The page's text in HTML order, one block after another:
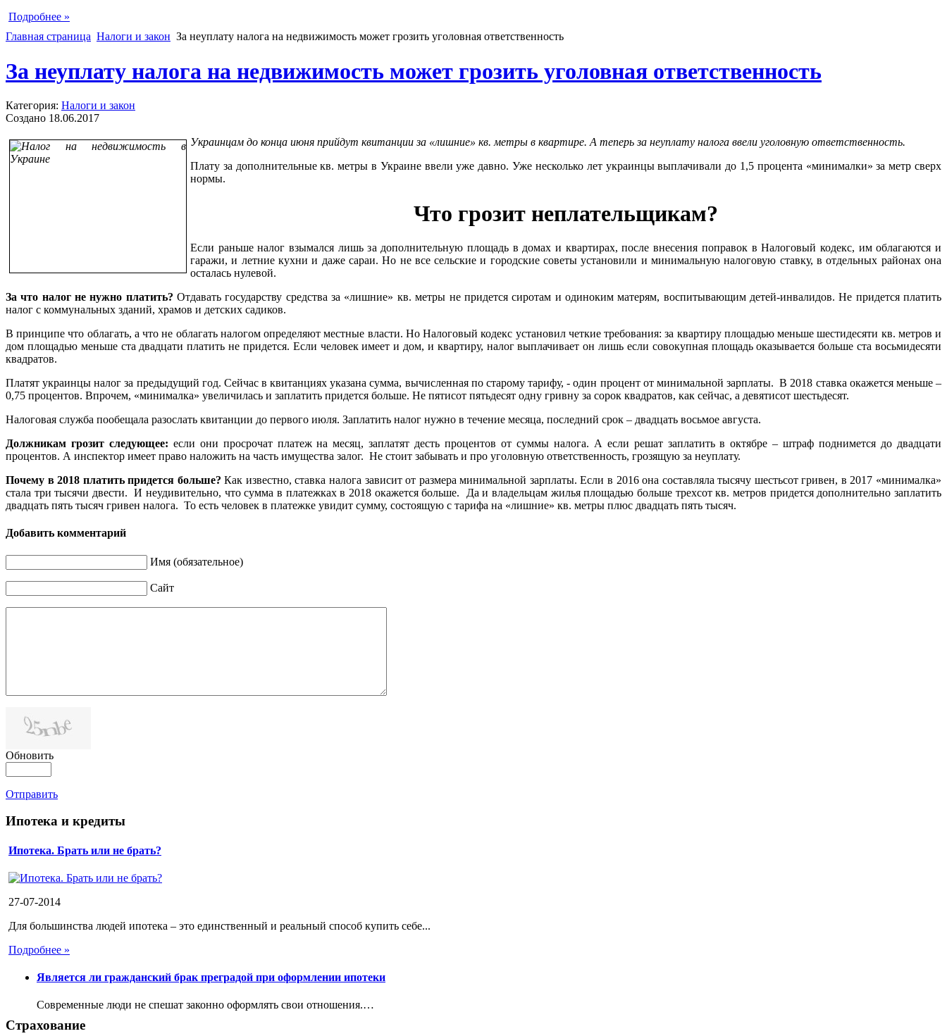
Подробнее »
Главная страница Налоги и закон За неуплату налога на недвижимость может грозить уголовная ответственность
За неуплату налога на недвижимость может грозить уголовная ответственность
Категория: Налоги и закон
Создано 18.06.2017
Украинцам до конца июня прийдут квитанции за «лишние» кв. метры в квартире. А теперь за неуплату налога ввели уголовную ответственность.
Плату за дополнительные кв. метры в Украине ввели уже давно. Уже несколько лет украинцы выплачивали до 1,5 процента «минималки» за метр сверх
нормы.
Что грозит неплательщикам?
Если раньше налог взымался лишь за дополнительную площадь в домах и квартирах, после внесения поправок в Налоговый кодекс, им облагаются и
гаражи, и летние кухни и даже сараи. Но не все сельские и городские советы установили и минимальную налоговую ставку, в отдельных районах она
осталась нулевой.
За что налог не нужно платить? Отдавать государству средства за «лишние» кв. метры не придется сиротам и одиноким матерям, воспитывающим детей-инвалидов. Не придется платить
налог с коммунальных зданий, храмов и детских садиков.
В принципе что облагать, а что не облагать налогом определяют местные власти. Но Налоговый кодекс установил четкие требования: за квартиру площадью меньше шестидесяти кв. метров и
дом площадью меньше ста двадцати платить не придется. Если человек имеет и дом, и квартиру, налог выплачивает он лишь если совокупная площадь оказывается больше ста восьмидесяти
квадратов.
Платят украинцы налог за предыдущий год. Сейчас в квитанциях указана сумма, вычисленная по старому тарифу, - один процент от минимальной зарплаты. В 2018 ставка окажется меньше –
0,75 процентов. Впрочем, «минималка» увеличилась и заплатить придется больше. Не пятисот пятьдесят одну гривну за сорок квадратов, как сейчас, а девятисот шестьдесят.
Налоговая служба пообещала разослать квитанции до первого июля. Заплатить налог нужно в течение месяца, последний срок – двадцать восьмое августа.
Должникам грозит следующее: если они просрочат платеж на месяц, заплатят десть процентов от суммы налога. А если решат заплатить в октябре – штраф поднимется до двадцати
процентов. А инспектор имеет право наложить на часть имущества залог. Не стоит забывать и про уголовную ответственность, грозящую за неуплату.
Почему в 2018 платить придется больше? Как известно, ставка налога зависит от размера минимальной зарплаты. Если в 2016 она составляла тысячу шестьсот гривен, в 2017 «минималка»
стала три тысячи двести. И неудивительно, что сумма в платежках в 2018 окажется больше. Да и владельцам жилья площадью больше трехсот кв. метров придется дополнительно заплатить
двадцать пять тысяч гривен налога. То есть человек в платежке увидит сумму, состоящую с тарифа на «лишние» кв. метры плюс двадцать пять тысяч.
Добавить комментарий
Имя (обязательное)
Сайт
Обновить
Отправить
Ипотека и кредиты
Ипотека. Брать или не брать?
27-07-2014
Для большинства людей ипотека – это единственный и реальный способ купить себе...
Подробнее »
Является ли гражданский брак преградой при оформлении ипотеки
Современные люди не спешат законно оформлять свои отношения.…
Страхование